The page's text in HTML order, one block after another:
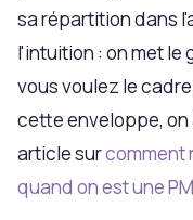
sa répartition dans
l'intuition : on met le
vous voulez le
cette enveloppe, on
article surcomment
quand on est une